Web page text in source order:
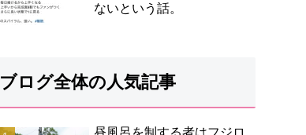
ないという話。
ブログ全体の人気記事
昼風呂を制する者はフジロ